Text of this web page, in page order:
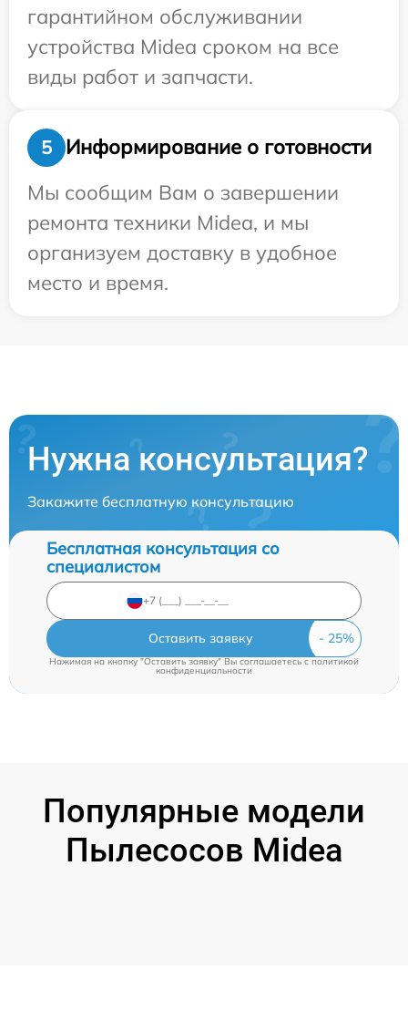
гарантийном обслуживании
устройства Midea сроком на все
виды работ и запчасти.
5
Информирование о готовности
Мы сообщим Вам о завершении
ремонта техники Midea, и мы
организуем доставку в удобное
место и время.
Нужна консультация?
Закажите бесплатную консультацию
Бесплатная консультация со
специалистом
Оставить заявку
Нажимая на кнопку "Оставить заявку" Вы соглашаетесь cполитикой
конфиденциальности
Популярные модели
Пылесосов Midea